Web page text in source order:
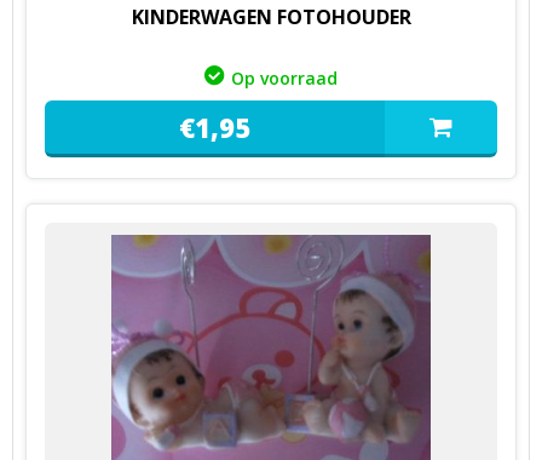
KINDERWAGEN FOTOHOUDER
Op voorraad
€1,95